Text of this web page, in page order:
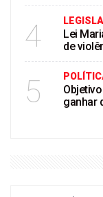
4
Lei
de
5
ganhar